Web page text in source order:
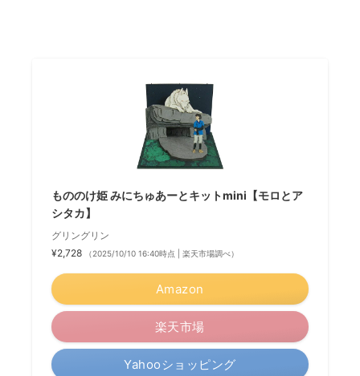
もののけ姫 みにちゅあーとキットmini【モロとア
シタカ】
グリングリン
¥2,728
（2025/10/10 16:40時点 | 楽天市場調べ）
Amazon
楽天市場
Yahooショッピング